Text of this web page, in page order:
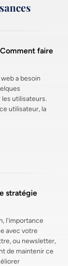
faire
a besoin
utilisateurs.
utilisateur, la
stratégie
l'importance
avec votre
ou newsletter,
de maintenir ce